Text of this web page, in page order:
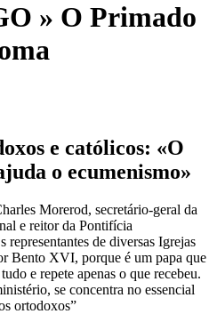
» O Primado
e católicos: «O
o ecumenismo»
Morerod, secretário-geral da
e reitor da Pontifícia
representantes de diversas Igrejas
Bento XVI, porque é um papa que
e repete apenas o que recebeu.
se concentra no essencial
ortodoxos”